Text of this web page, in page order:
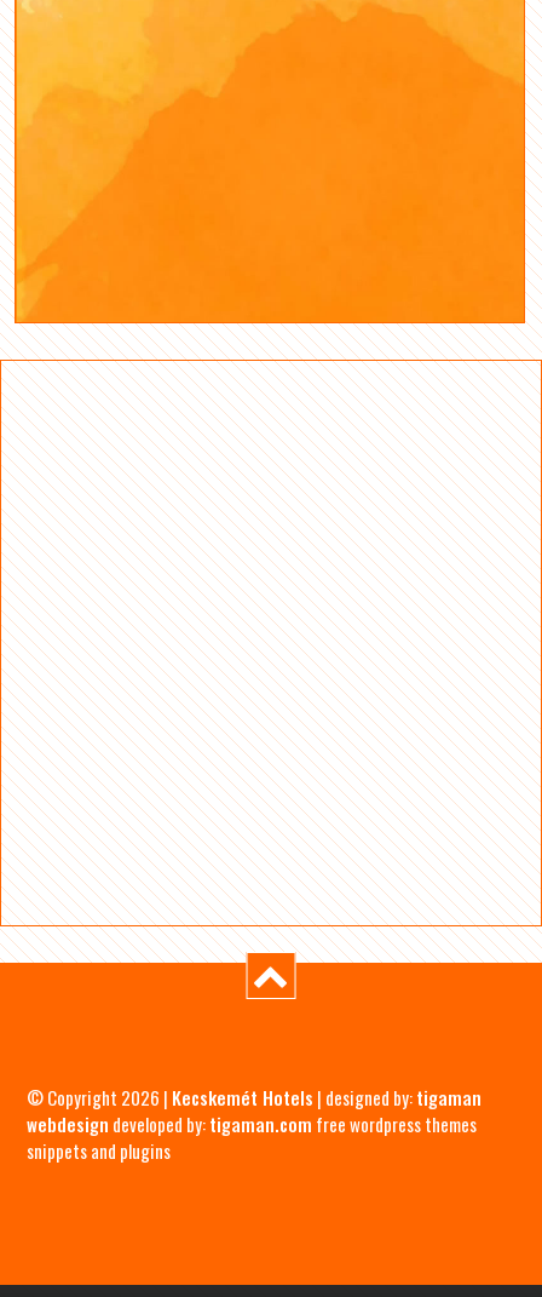
© Copyright 2026 | Kecskemét Hotels | designed by:tigaman
webdesign developed by:tigaman.com free wordpress themes
snippets and plugins